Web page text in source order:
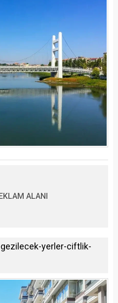
ALANI
yerler-ciftlik-